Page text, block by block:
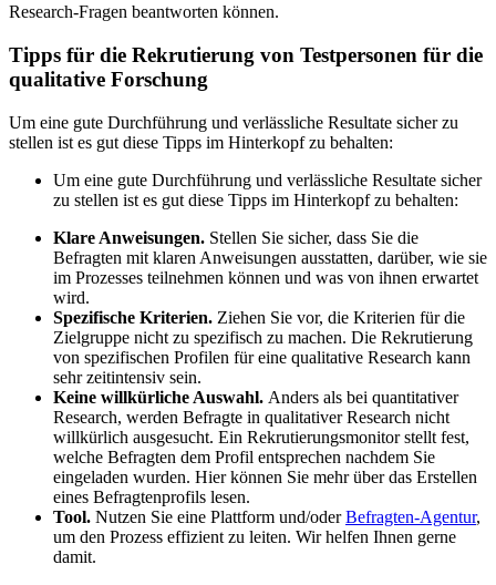
Research-Fragen beantworten können.
Tipps für die Rekrutierung von Testpersonen für die
qualitative Forschung
Um eine gute Durchführung und verlässliche Resultate sicher zu
stellen ist es gut diese Tipps im Hinterkopf zu behalten:
Um eine gute Durchführung und verlässliche Resultate sicher
zu stellen ist es gut diese Tipps im Hinterkopf zu behalten:
Klare Anweisungen. Stellen Sie sicher, dass Sie die
Befragten mit klaren Anweisungen ausstatten, darüber, wie sie
im Prozesses teilnehmen können und was von ihnen erwartet
wird.
Spezifische Kriterien. Ziehen Sie vor, die Kriterien für die
Zielgruppe nicht zu spezifisch zu machen. Die Rekrutierung
von spezifischen Profilen für eine qualitative Research kann
sehr zeitintensiv sein.
Keine willkürliche Auswahl. Anders als bei quantitativer
Research, werden Befragte in qualitativer Research nicht
willkürlich ausgesucht. Ein Rekrutierungsmonitor stellt fest,
welche Befragten dem Profil entsprechen nachdem Sie
eingeladen wurden. Hier können Sie mehr über das Erstellen
eines Befragtenprofils lesen.
Tool. Nutzen Sie eine Plattform und/oderBefragten-Agentur,
um den Prozess effizient zu leiten. Wir helfen Ihnen gerne
damit.